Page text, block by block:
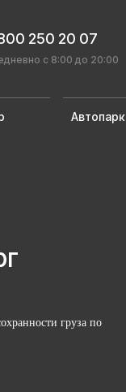
250 20 07
с 8:00 до 20:00
Автопарк
груза по